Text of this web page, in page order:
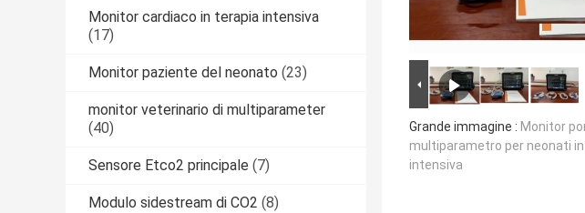
Monitor cardiaco in terapia intensiva
(17)
Monitor paziente del neonato (23)
monitor veterinario di multiparameter
(40)
Sensore Etco2 principale (7)
Modulo sidestream di CO2 (8)
Grande immagine : Monitor
multiparametro per neonati
intensiva